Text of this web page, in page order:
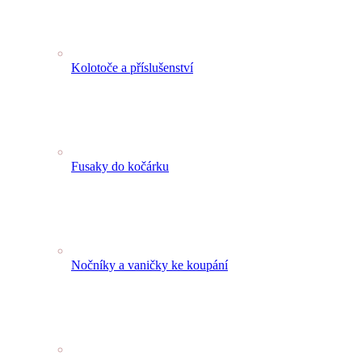
Kolotoče a příslušenství
Fusaky do kočárku
Nočníky a vaničky ke koupání